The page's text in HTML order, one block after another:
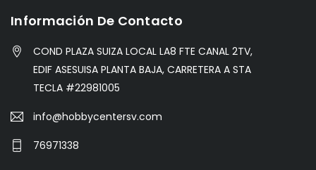
Información De Contacto
COND PLAZA SUIZA LOCAL LA8 FTE CANAL 2TV,
EDIF ASESUISA PLANTA BAJA, CARRETERA A STA
TECLA #22981005
info@hobbycentersv.com
76971338